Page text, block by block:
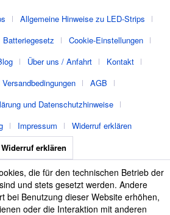
Allgemeine Hinweise zu LED-Strips
Batteriegesetz
Cookie-Einstellungen
Über uns / Anfahrt
Kontakt
AGB
und Datenschutzhinweise
Impressum
Widerruf erklären
Widerruf erklären
die für den technischen Betrieb der
und stets gesetzt werden. Andere
bei Benutzung dieser Website erhöhen,
oder die Interaktion mit anderen